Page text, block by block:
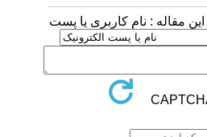
مقاله : نام کاربری یا پست